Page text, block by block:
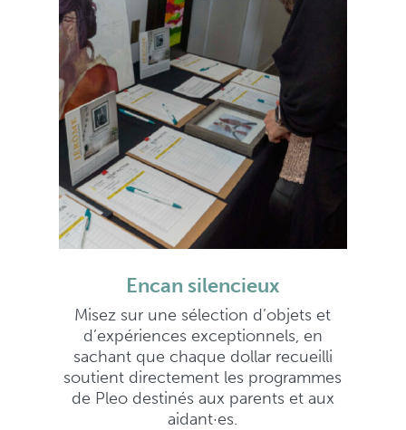
Encan silencieux
Misez sur une sélection d’objets et
d’expériences exceptionnels, en
sachant que chaque dollar recueilli
soutient directement les programmes
de Pleo destinés aux parents et aux
aidant·es.